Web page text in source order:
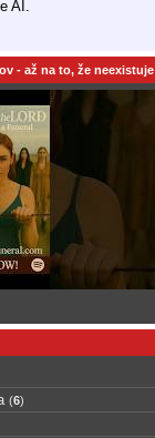
AI.
- až na to, že neexistuje
(6)